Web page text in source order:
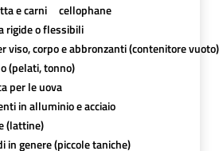
e carni
cellophane
rigide o flessibili
viso, corpo e abbronzanti (contenitore vuoto)
(pelati, tonno)
per le uova
in alluminio e acciaio
(lattine)
in genere (piccole taniche)